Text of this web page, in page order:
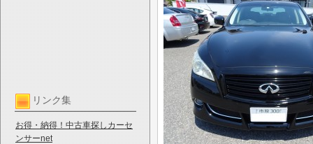
リンク集
お得・納得！中古車探しカーセ
ンサーnet